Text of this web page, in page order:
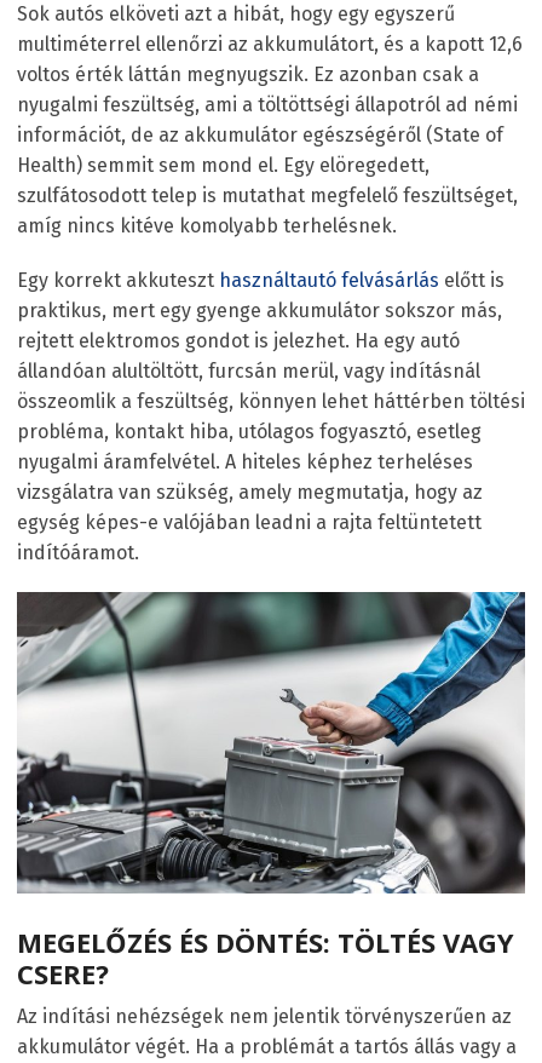
Sok autós elköveti azt a hibát, hogy egy egyszerű
multiméterrel ellenőrzi az akkumulátort, és a kapott 12,6
voltos érték láttán megnyugszik. Ez azonban csak a
nyugalmi feszültség, ami a töltöttségi állapotról ad némi
információt, de az akkumulátor egészségéről (State of
Health) semmit sem mond el. Egy elöregedett,
szulfátosodott telep is mutathat megfelelő feszültséget,
amíg nincs kitéve komolyabb terhelésnek.
Egy korrekt akkuteszt használtautó felvásárlás előtt is
praktikus, mert egy gyenge akkumulátor sokszor más,
rejtett elektromos gondot is jelezhet. Ha egy autó
állandóan alultöltött, furcsán merül, vagy indításnál
összeomlik a feszültség, könnyen lehet háttérben töltési
probléma, kontakt hiba, utólagos fogyasztó, esetleg
nyugalmi áramfelvétel. A hiteles képhez terheléses
vizsgálatra van szükség, amely megmutatja, hogy az
egység képes-e valójában leadni a rajta feltüntetett
indítóáramot.
MEGELŐZÉS ÉS DÖNTÉS: TÖLTÉS VAGY
CSERE?
Az indítási nehézségek nem jelentik törvényszerűen az
akkumulátor végét. Ha a problémát a tartós állás vagy a